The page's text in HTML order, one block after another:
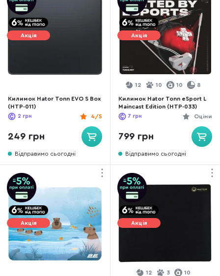
Акція
Килимок Hator Tonn EVO S Box
(HTP-011)
4/5
2 грн
249 грн
Відправимо сьогодні
Акція
12 10 10 8
Килимок Hator Tonn eSport L
Maincast Edition (HTP-033)
Оціни
7 грн
799 грн
Відправимо сьогодні
Акція Акція
12 3 10